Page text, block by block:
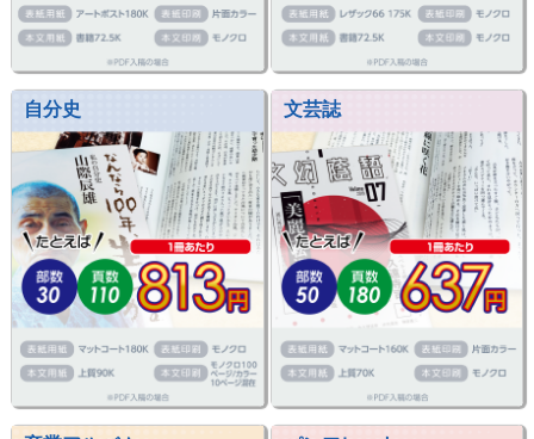
自分史 文芸誌